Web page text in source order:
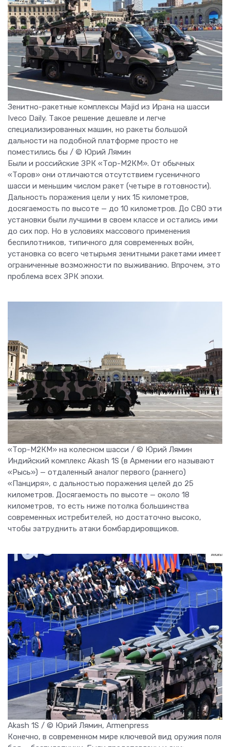
Зенитно-ракетные комплексы Majid из Ирана на шасси
Iveco Daily. Такое решение дешевле и легче
специализированных машин, но ракеты большой
дальности на подобной платформе просто не
поместились бы / © Юрий Лямин
Были и российские ЗРК «Тор-М2КМ». От обычных
«Торов» они отличаются отсутствием гусеничного
шасси и меньшим числом ракет (четыре в готовности).
Дальность поражения цели у них 15 километров,
досягаемость по высоте — до 10 километров. До СВО эти
установки были лучшими в своем классе и остались ими
до сих пор. Но в условиях массового применения
беспилотников, типичного для современных войн,
установка со всего четырьмя зенитными ракетами имеет
ограниченные возможности по выживанию. Впрочем, это
проблема всех ЗРК эпохи.
«Тор-М2КМ» на колесном шасси / © Юрий Лямин
Индийский комплекс Akash 1S (в Армении его называют
«Рысь») — отдаленный аналог первого (раннего)
«Панциря», с дальностью поражения целей до 25
километров. Досягаемость по высоте — около 18
километров, то есть ниже потолка большинства
современных истребителей, но достаточно высоко,
чтобы затруднить атаки бомбардировщиков.
Akash 1S / © Юрий Лямин, Armenpress
Конечно, в современном мире ключевой вид оружия поля